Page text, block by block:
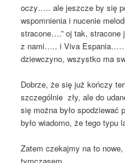
oczy….. ale jeszcze by się
wspomnienia i nucenie
stracone….” oj tak, stracone
z nami….. i Viva Espania……
dziewczyno, wszystko ma
Dobrze, że się już kończy
szczególnie zły, ale do
się można było spodziewać
było wiadomo, że tego typu
Zatem czekajmy na to